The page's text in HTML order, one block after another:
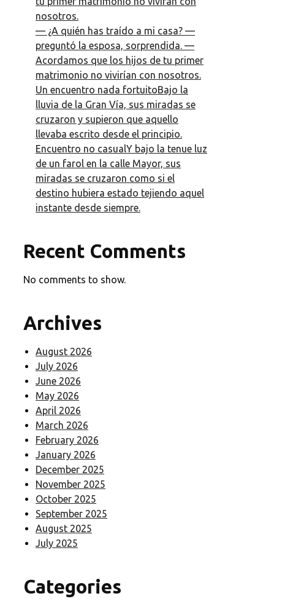
nosotros.
— ¿A quién has traído a mi casa? —
preguntó la esposa, sorprendida. —
Acordamos que los hijos de tu primer
matrimonio no vivirían con nosotros.
Un encuentro nada fortuitoBajo la
lluvia de la Gran Vía, sus miradas se
cruzaron y supieron que aquello
llevaba escrito desde el principio.
Encuentro no casualY bajo la tenue luz
de un farol en la calle Mayor, sus
miradas se cruzaron como si el
destino hubiera estado tejiendo aquel
instante desde siempre.
Recent Comments
No comments to show.
Archives
August 2026
July 2026
June 2026
May 2026
April 2026
March 2026
February 2026
January 2026
December 2025
November 2025
October 2025
September 2025
August 2025
July 2025
Categories